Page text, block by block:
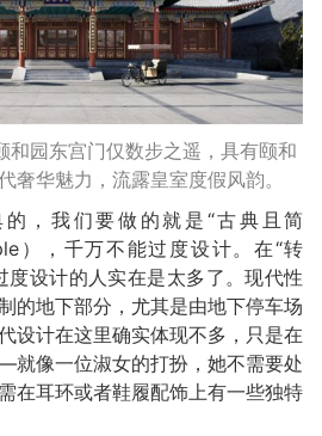
园东宫门仅数步之遥，具有颐和
奢华魅力，流露皇室度假风韵。
，我们要做的就是“古典且简
），千万不能过度设计。在“转
度设计的人实在是太多了。现代性
的地下部分，尤其是由地下停车场
设计在这里确实体现不多，只是在
像一位淑女的打扮，她不需要处
在耳环或者鞋履配饰上有一些独特